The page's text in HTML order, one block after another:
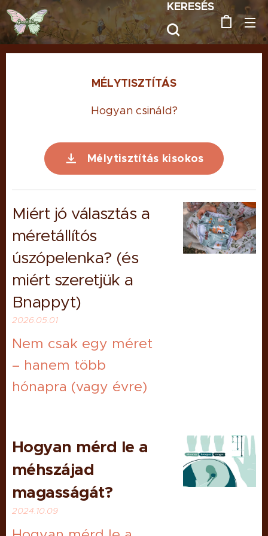
KERESÉS
MÉLYTISZTÍTÁS
Hogyan csináld?
Mélytisztítás kisokos
Miért jó választás a
méretállítós
úszópelenka? (és
miért szeretjük a
Bnappyt)
2026.05.01
Nem csak egy méret
– hanem több
hónapra (vagy évre)
Hogyan mérd le a
méhszájad
magasságát?
2024.10.09